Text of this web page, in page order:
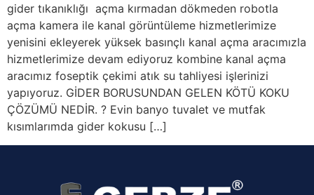
gider tıkanıklığı açma kırmadan dökmeden robotla
açma kamera ile kanal görüntüleme hizmetlerimize
yenisini ekleyerek yüksek basınçlı kanal açma aracımızla
hizmetlerimize devam ediyoruz kombine kanal açma
aracımız foseptik çekimi atık su tahliyesi işlerinizi
yapıyoruz. GİDER BORUSUNDAN GELEN KÖTÜ KOKU
ÇÖZÜMÜ NEDİR. ? Evin banyo tuvalet ve mutfak
kısımlarımda gider kokusu […]